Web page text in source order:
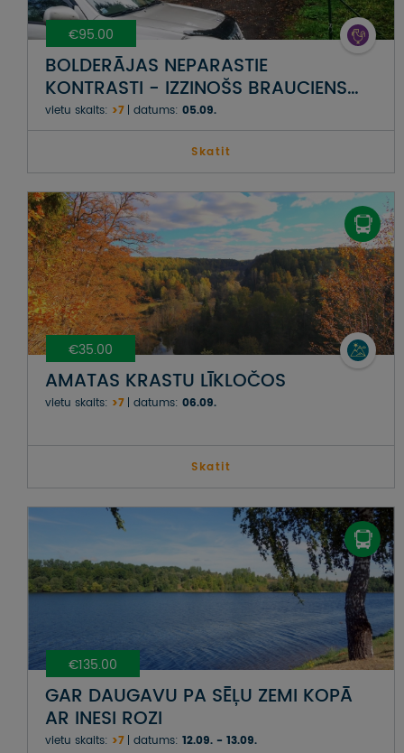
€95.00
BOLDERĀJAS NEPARASTIE
KONTRASTI - IZZINOŠS BRAUCIENS
AR 4X4 AUTOMAŠĪNĀM KOPĀ AR
NEPIERADINĀTO VIETU APCEĻOTĀJU
vietu skaits: >7 datums: 05.09.
Skatit
€35.00
AMATAS KRASTU LĪKLOČOS
vietu skaits: >7 datums: 06.09.
Skatit
€135.00
GAR DAUGAVU PA SĒĻU ZEMI KOPĀ
AR INESI ROZI
vietu skaits: >7 datums: 12.09. - 13.09.